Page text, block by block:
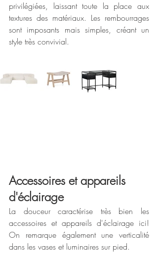
privilégiées, laissant toute la place aux
textures des matériaux. Les rembourrages
sont imposants mais simples, créant un
style très convivial.
Accessoires et appareils
d'éclairage
La douceur caractérise très bien les
accessoires et appareils d'éclairage ici!
On remarque également une verticalité
dans les vases et luminaires sur pied.